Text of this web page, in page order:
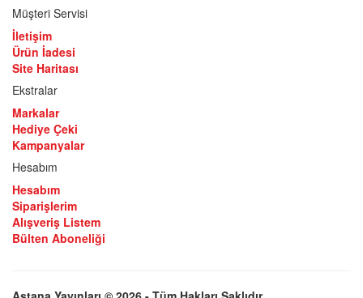
Müşteri Servisi
İletişim
Ürün İadesi
Site Haritası
Ekstralar
Markalar
Hediye Çeki
Kampanyalar
Hesabım
Hesabım
Siparişlerim
Alışveriş Listem
Bülten Aboneliği